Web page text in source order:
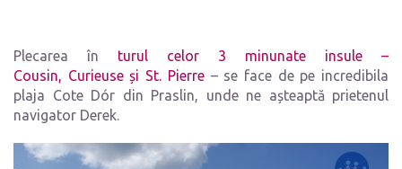
Plecarea în turul celor 3 minunate insule –
Cousin, Curieuse și St. Pierre– se face de pe incredibila
plaja Cote Dór din Praslin, unde ne așteaptă prietenul
navigator Derek.